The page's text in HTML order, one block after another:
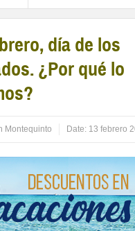
día de los
¿Por qué lo
Montequinto Date: 13 febrero